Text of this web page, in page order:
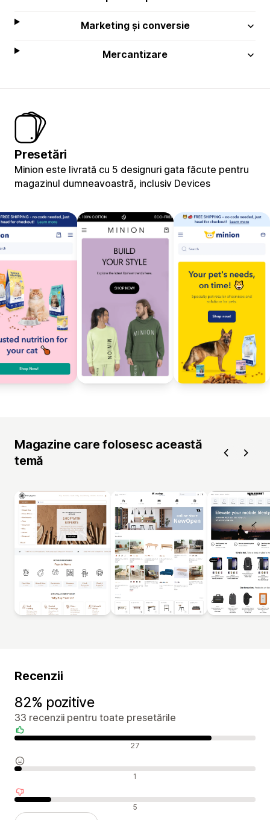
Marketing și conversie
Mercantizare
Presetări
Minion este livrată cu 5 designuri gata făcute pentru
magazinul dumneavoastră, inclusiv Devices
Magazine care folosesc această
temă
Recenzii
82% pozitive
33 recenzii pentru toate presetările
Recenzii pozitive 27
Recenzii neutre 1
Recenzii negative 5